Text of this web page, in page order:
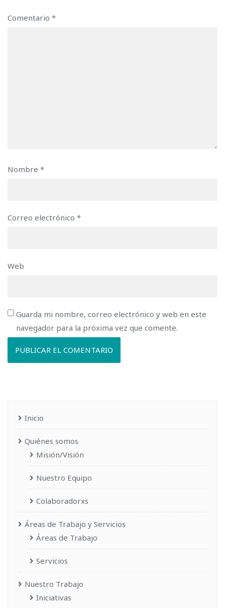
Comentario *
Nombre *
Correo electrónico *
Web
Guarda mi nombre, correo electrónico y web en este
navegador para la próxima vez que comente.
Inicio
Quiénes somos
Misión/Visión
Nuestro Equipo
Colaboradorxs
Áreas de Trabajo y Servicios
Áreas de Trabajo
Servicios
Nuestro Trabajo
Iniciativas